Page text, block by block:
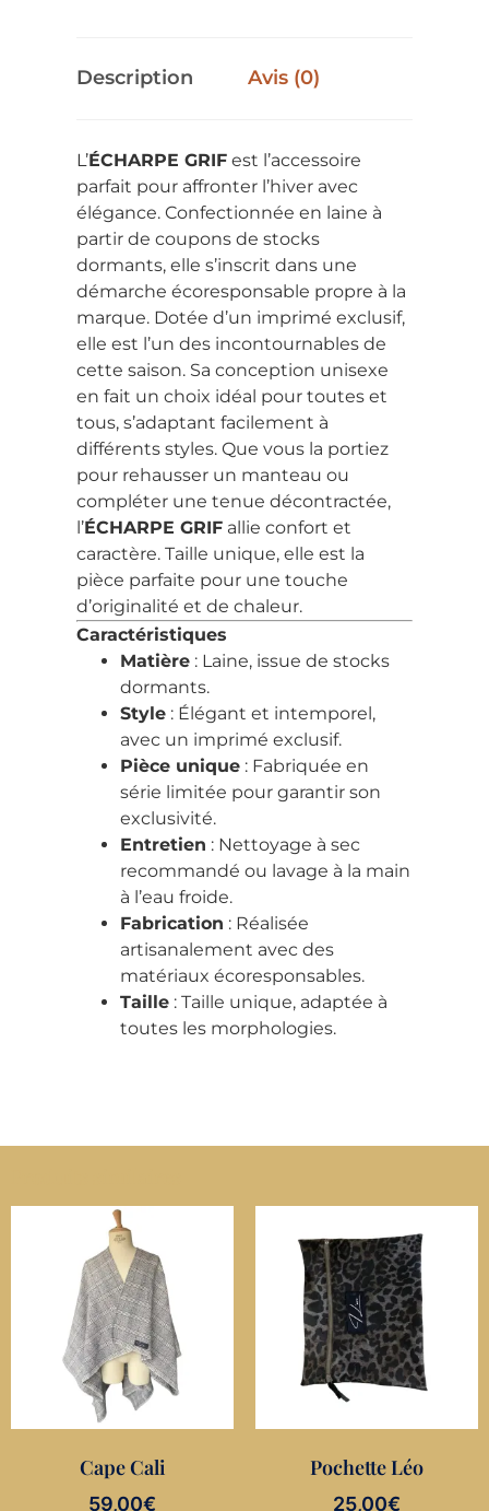
Description Avis (0)
L’ÉCHARPE GRIF est l’accessoire
parfait pour affronter l’hiver avec
élégance. Confectionnée en laine à
partir de coupons de stocks
dormants, elle s’inscrit dans une
démarche écoresponsable propre à la
marque. Dotée d’un imprimé exclusif,
elle est l’un des incontournables de
cette saison. Sa conception unisexe
en fait un choix idéal pour toutes et
tous, s’adaptant facilement à
différents styles. Que vous la portiez
pour rehausser un manteau ou
compléter une tenue décontractée,
l’ÉCHARPE GRIF allie confort et
caractère. Taille unique, elle est la
pièce parfaite pour une touche
d’originalité et de chaleur.
Caractéristiques
Matière : Laine, issue de stocks
dormants.
Style : Élégant et intemporel,
avec un imprimé exclusif.
Pièce unique : Fabriquée en
série limitée pour garantir son
exclusivité.
Entretien : Nettoyage à sec
recommandé ou lavage à la main
à l’eau froide.
Fabrication : Réalisée
artisanalement avec des
matériaux écoresponsables.
Taille : Taille unique, adaptée à
toutes les morphologies.
Cape Cali
59,00€
Pochette Léo
25,00€